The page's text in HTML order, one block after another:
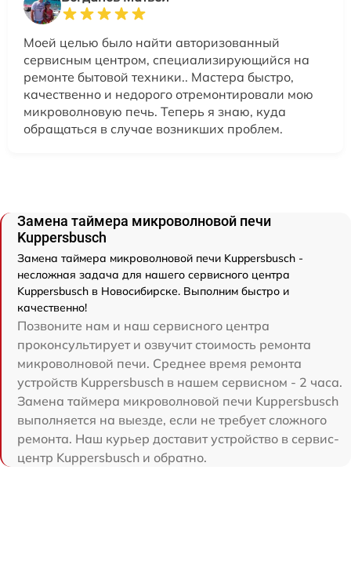
Моей целью было найти авторизованный
сервисным центром, специализирующийся на
ремонте бытовой техники.. Мастера быстро,
качественно и недорого отремонтировали мою
микроволновую печь. Теперь я знаю, куда
обращаться в случае возникших проблем.
Замена таймера микроволновой печи
Kuppersbusch
Замена таймера микроволновой печи Kuppersbusch -
несложная задача для нашего сервисного центра
Kuppersbusch в Новосибирске. Выполним быстро и
качественно!
Позвоните нам и наш сервисного центра
проконсультирует и озвучит стоимость ремонта
микроволновой печи. Среднее время ремонта
устройств Kuppersbusch в нашем сервисном - 2 часа.
Замена таймера микроволновой печи Kuppersbusch
выполняется на выезде, если не требует сложного
ремонта. Наш курьер доставит устройство в сервис-
центр Kuppersbusch и обратно.